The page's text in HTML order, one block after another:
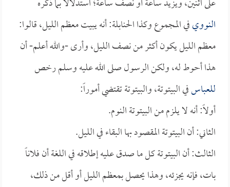
النوويفي المجموع وكذا الحنابلة: أنه يبيت معظم الليل، قالوا:
معظم الليل يكون أكثر من نصف الليل، وأرى -والله أعلم- أن
هذا أحوط له، ولكن الرسول صلى الله عليه وسلم رخص
للعباسفي البيتوتة، والبيتوتة تقتضي أموراً:
أولاً: أنه لا يلزم من البيتوتة النوم.
الثاني: أن البيتوتة المقصود بها البقاء في الليل.
الثالث: أن البيتوتة كل ما صدق عليه إطلاقه في اللغة أن فلاناً
بات، فإنه يجزئه، وهذا يحصل بمعظم الليل أو أقل من ذلك،